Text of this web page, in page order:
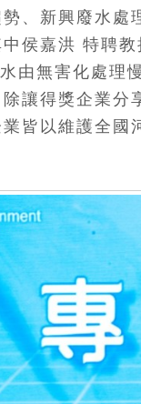
、新興廢水
侯嘉洪 特聘
由無害化處理
讓得獎企業
皆以維護全國